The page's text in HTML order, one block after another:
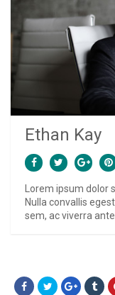
Ethan Kay
Lorem ipsum dolor
Nulla convallis
sem, ac viverra